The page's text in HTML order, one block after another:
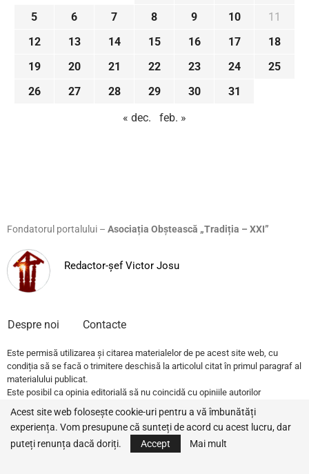
5
6 7 8 9 10
11
12
13 14 15 16 17
18
19
20 21 22 23 24
25
26
27 28 29 30
31
« dec.
feb. »
Fondatorul portalului – Asociația Obștească „Tradiția – XXI”
Redactor-șef Victor Josu
Despre noi Contacte
Este permisă utilizarea și citarea materialelor de pe acest site web, cu
condiția să se facă o trimitere deschisă la articolul citat în primul paragraf al
materialului publicat.
Este posibil ca opinia editorială să nu coincidă cu opiniile autorilor
publicațiilor.
© 2022 – All Rights Reserved.Traditia.md
Acest site web folosește cookie-uri pentru a vă îmbunătăți
experiența. Vom presupune că sunteți de acord cu acest lucru, dar
puteți renunța dacă doriți.
Accept Mai mult